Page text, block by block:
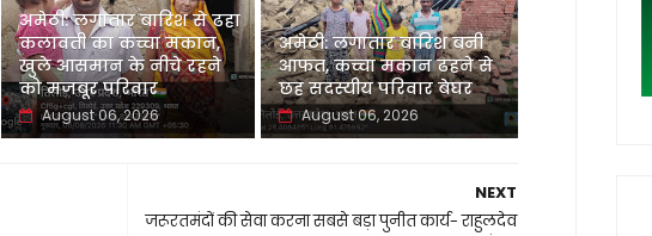
अमेठी: लगातार बारिश से ढहा
कलावती का कच्चा मकान,
खुले आसमान के नीचे रहने
को मजबूर परिवार
August 06, 2026
अमेठी: लगातार बारिश बनी
आफत, कच्चा मकान ढहने से
छह सदस्यीय परिवार बेघर
August 06, 2026
NEXT
जरूरतमंदों की सेवा करना सबसे बड़ा पुनीत कार्य- राहुलदेव